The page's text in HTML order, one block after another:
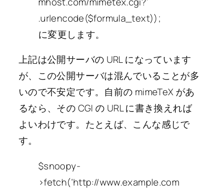
.urlencode($formula_text));
に変更します。
上記は公開サーバの URL になっています
が、この公開サーバは混んでいることが多
いので不安定です。自前の mimeTeX があ
るなら、その CGI の URL に書き換えれば
よいわけです。たとえば、こんな感じで
す。
$snoopy-
>fetch(‘http://www.example.com